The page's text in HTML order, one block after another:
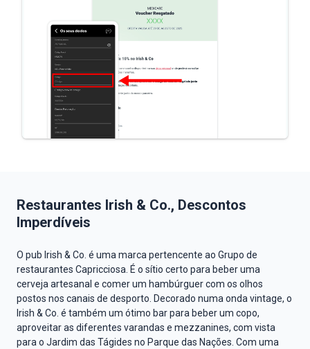
Restaurantes Irish & Co., Descontos
Imperdíveis
O pub Irish & Co. é uma marca pertencente ao Grupo de
restaurantes Capricciosa. É o sítio certo para beber uma
cerveja artesanal e comer um hambúrguer com os olhos
postos nos canais de desporto. Decorado numa onda vintage, o
Irish & Co. é também um ótimo bar para beber um copo,
aproveitar as diferentes varandas e mezzanines, com vista
para o Jardim das Tágides no Parque das Nações. Com uma